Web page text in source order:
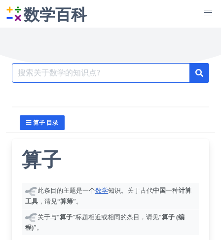
数学百科
Search
for:
算子 目录
算子
此条目的主题是一个数学知识。关于古代中国一种计算
工具 ，请见“算筹”。
关于与“算子”标题相近或相同的条目，请见“算子 (编
程)”。